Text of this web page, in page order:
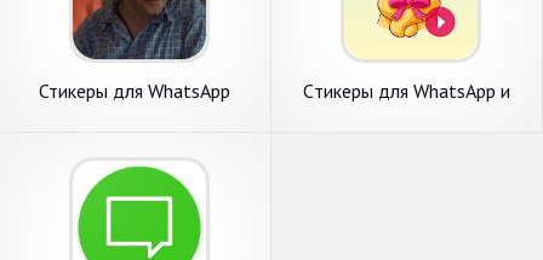
Стикеры для WhatsApp
Cтикеры для WhatsApp и